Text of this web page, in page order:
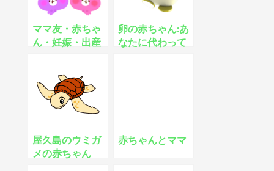
ママ友・赤ちゃ
ん・妊娠・出産
卵の赤ちゃん:あ
なたに代わって
屋久島のウミガ
メの赤ちゃん
赤ちゃんとママ